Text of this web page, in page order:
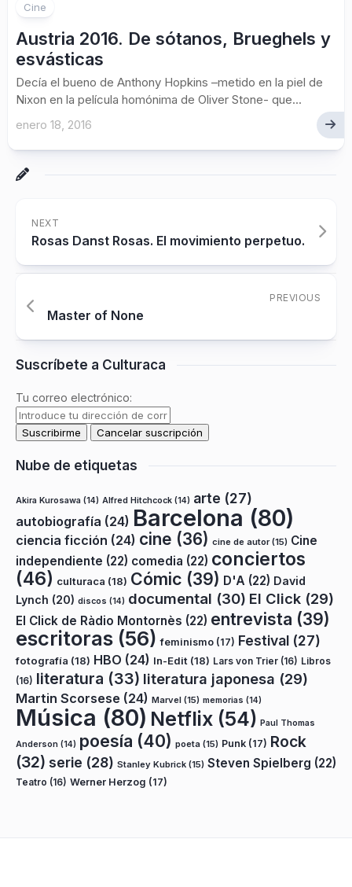
Cine
Austria 2016. De sótanos, Brueghels y
esvásticas
Decía el bueno de Anthony Hopkins –metido en la piel de
Nixon en la película homónima de Oliver Stone- que...
enero 18, 2016
NEXT
Rosas Danst Rosas. El movimiento perpetuo.
PREVIOUS
Master of None
Suscríbete a Culturaca
Tu correo electrónico:
Nube de etiquetas
Akira Kurosawa (14) Alfred Hitchcock (14) arte (27)
autobiografía (24) Barcelona (80)
ciencia ficción (24) cine (36) cine de autor(15) Cine
independiente (22) comedia (22) conciertos
(46) culturaca (18) Cómic (39) D'A (22) David
Lynch (20) discos (14) documental (30) El Click (29)
El Click de Ràdio Montornès (22) entrevista (39)
escritoras (56) feminismo (17) Festival (27)
fotografía (18) HBO (24) In-Edit (18) Lars von Trier (16) Libros
(16) literatura (33) literatura japonesa (29)
Martin Scorsese (24) Marvel (15) memorias (14)
Música (80) Netflix (54) Paul Thomas
Anderson (14) poesía (40) poeta (15) Punk (17) Rock
(32) serie (28) Stanley Kubrick (15) Steven Spielberg (22)
Teatro (16) Werner Herzog (17)